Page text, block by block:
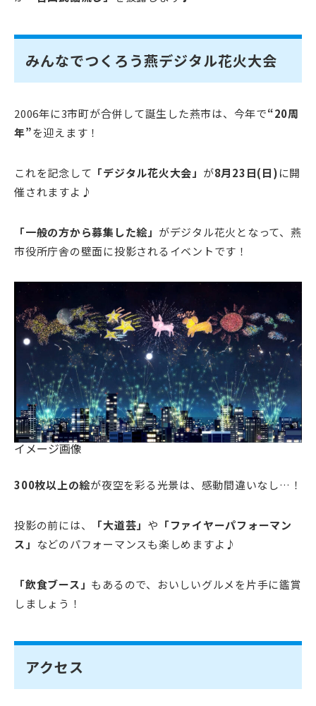
みんなでつくろう燕デジタル花火大会
2006年に3市町が合併して誕生した燕市は、今年で“20周
年”を迎えます！
これを記念して 「デジタル花火大会」 が8月23日(日)に開
催されますよ♪
「一般の方から募集した絵」 がデジタル花火となって、燕
市役所庁舎の壁面に投影されるイベントです！
イメージ画像
300枚以上の絵が夜空を彩る光景は、感動間違いなし…！
投影の前には、 「大道芸」 や 「ファイヤーパフォーマン
ス」 などのパフォーマンスも楽しめますよ♪
「飲食ブース」 もあるので、おいしいグルメを片手に鑑賞
しましょう！
アクセス